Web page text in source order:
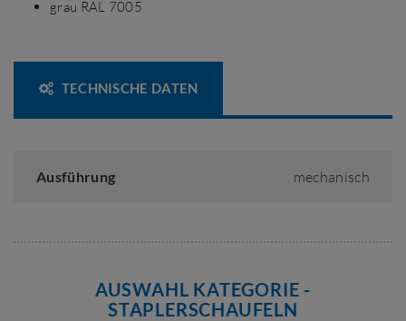
grau RAL 7005
TECHNISCHE DATEN
Ausführung mechanisch
AUSWAHL KATEGORIE -
STAPLERSCHAUFELN